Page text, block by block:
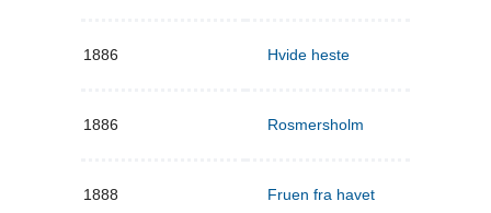
1886 Hvide heste
1886 Rosmersholm
1888 Fruen fra havet